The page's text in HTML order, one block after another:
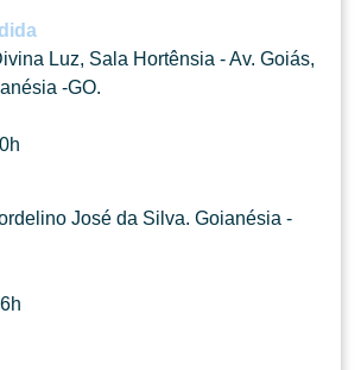
Luz, Sala Hortênsia - Av. Goiás,
-GO.
José da Silva. Goianésia -